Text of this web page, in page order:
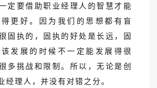
定要借助职业经理人的智慧才能
更好。因为我们的思想都有盲
固执的，固执的好处是长远，固
发展的时候不一定能发展得很
多挑战和限制。所以，无论是创
经理人，并没有对错之分。